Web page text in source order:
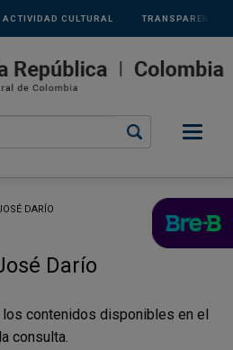
ACTIVIDAD CULTURAL TRANSPARENCIA
DARÍO
Darío
contenidos disponibles en el
consulta.